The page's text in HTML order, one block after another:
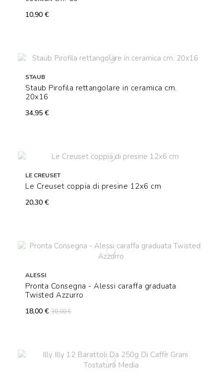
10,90 €
STAUB
Staub Pirofila rettangolare in ceramica cm.
20x16
34,95 €
LE CREUSET
Le Creuset coppia di presine 12x6 cm
20,30 €
ALESSI
Pronta Consegna - Alessi caraffa graduata
Twisted Azzurro
18,00 €30,00 €